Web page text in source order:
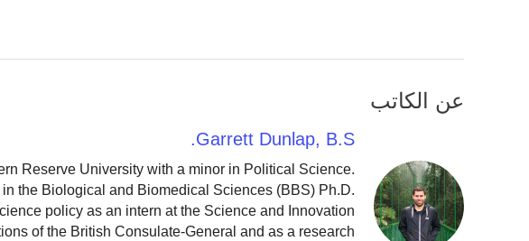
عن الكاتب
Garrett Dunlap, B.S.
Reserve University with a minor in Political Science.
the Biological and Biomedical Sciences (BBS) Ph.D.
policy as an intern at the Science and Innovation
of the British Consulate-General and as a research